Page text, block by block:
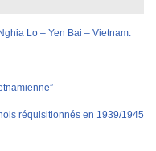
Lo – Yen Bai – Vietnam.
réquisitionnés en 1939/1945